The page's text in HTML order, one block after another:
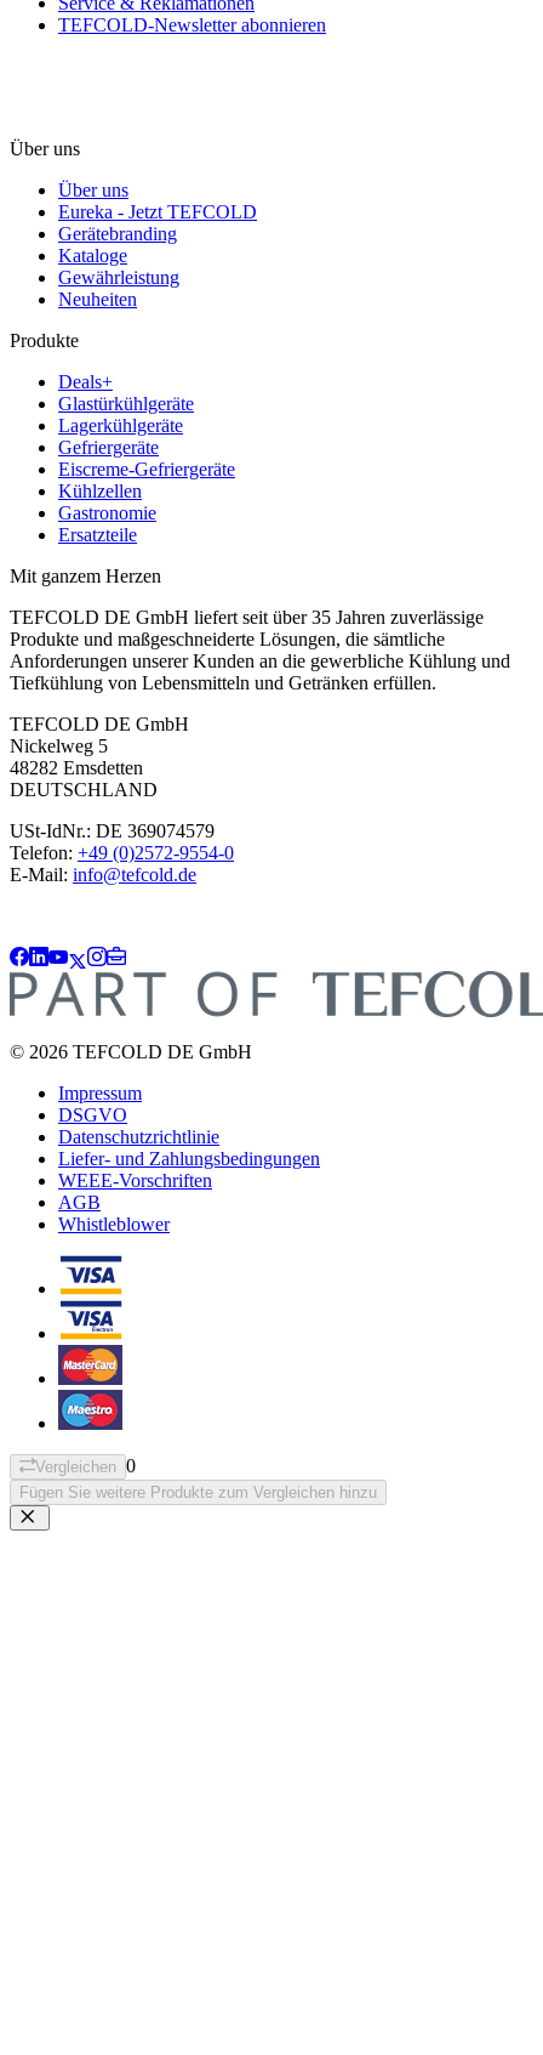
TEFCOLD-Newsletter abonnieren
Über uns
Über uns
Eureka - Jetzt TEFCOLD
Gerätebranding
Kataloge
Gewährleistung
Neuheiten
Produkte
Deals+
Glastürkühlgeräte
Lagerkühlgeräte
Gefriergeräte
Eiscreme-Gefriergeräte
Kühlzellen
Gastronomie
Ersatzteile
Mit ganzem Herzen
TEFCOLD DE GmbH liefert seit über 35 Jahren zuverlässige
Produkte und maßgeschneiderte Lösungen, die sämtliche
Anforderungen unserer Kunden an die gewerbliche Kühlung und
Tiefkühlung von Lebensmitteln und Getränken erfüllen.
TEFCOLD DE GmbH
Nickelweg 5
48282 Emsdetten
DEUTSCHLAND
USt-IdNr.: DE 369074579
Telefon: +49 (0)2572-9554-0
E-Mail: info@tefcold.de
© 2026 TEFCOLD DE GmbH
Impressum
DSGVO
Datenschutzrichtlinie
Liefer- und Zahlungsbedingungen
WEEE-Vorschriften
AGB
Whistleblower
Vergleichen 0
Fügen Sie weitere Produkte zum Vergleichen hinzu